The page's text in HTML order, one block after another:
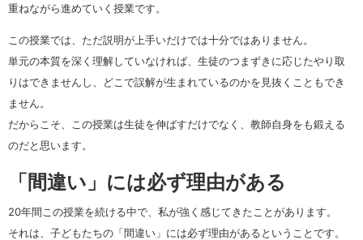
重ねながら進めていく授業です。
この授業では、ただ説明が上手いだけでは十分ではありません。
単元の本質を深く理解していなければ、生徒のつまずきに応じたやり取
りはできませんし、どこで誤解が生まれているのかを見抜くこともでき
ません。
だからこそ、この授業は生徒を伸ばすだけでなく、教師自身をも鍛える
のだと思います。
「間違い」には必ず理由がある
20年間この授業を続ける中で、私が強く感じてきたことがあります。
それは、子どもたちの「間違い」には必ず理由があるということです。